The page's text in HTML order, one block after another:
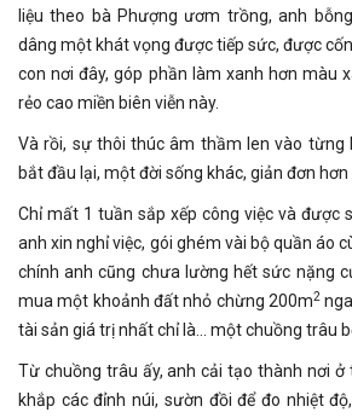
liệu theo bà Phượng ươm trồng, anh
dâng một khát vọng được tiếp sức, được
con nơi đây, góp phần làm xanh hơn màu
rẻo cao miền biên viễn này.
Và rồi, sự thôi thúc âm thầm len vào từng
bắt đầu lại, một đời sống khác, giản đơn hơn
Chỉ mất 1 tuần sắp xếp công việc và được
anh xin nghỉ việc, gói ghém vài bộ quần áo
chính anh cũng chưa lường hết sức nặng
mua một khoảnh đất nhỏ chừng 200m2
tài sản giá trị nhất chỉ là... một chuồng trâu
Từ chuồng trâu ấy, anh cải tạo thành nơi ở
khắp các đỉnh núi, sườn đồi để đo nhiệt